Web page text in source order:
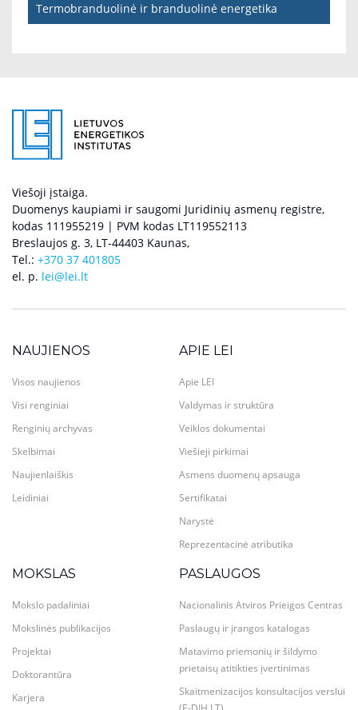
Termobranduolinė ir branduolinė energetika
Viešoji įstaiga.
Duomenys kaupiami ir saugomi Juridinių asmenų registre,
kodas 111955219 | PVM kodas LT119552113
Breslaujos g. 3, LT-44403 Kaunas,
Tel.: +370 37 401805
el. p. lei@lei.lt
NAUJIENOS
Visos naujienos
Visi renginiai
Renginių archyvas
Skelbimai
Naujienlaiškis
Leidiniai
APIE LEI
Apie LEI
Valdymas ir struktūra
Veiklos dokumentai
Viešieji pirkimai
Asmens duomenų apsauga
Sertifikatai
Narystė
Reprezentacinė atributika
MOKSLAS
Mokslo padaliniai
Mokslinės publikacijos
Projektai
Doktorantūra
Karjera
PASLAUGOS
Nacionalinis Atviros Prieigos Centras
Paslaugų ir įrangos katalogas
Matavimo priemonių ir šildymo
prietaisų atitikties įvertinimas
Skaitmenizacijos konsultacijos verslui